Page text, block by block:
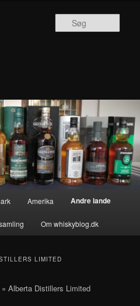
Amerika Andre lande
Om whiskyblog.dk
LIMITED
»Alberta Distillers Limited